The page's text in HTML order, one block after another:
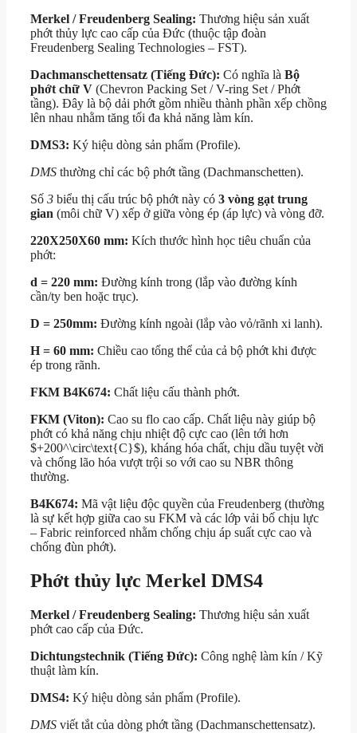
Merkel / Freudenberg Sealing: Thương hiệu sản xuất
phớt thủy lực cao cấp của Đức (thuộc tập đoàn
Freudenberg Sealing Technologies – FST).
Dachmanschettensatz (Tiếng Đức): Có nghĩa là Bộ
phớt chữ V (Chevron Packing Set / V-ring Set / Phớt
tầng). Đây là bộ dải phớt gồm nhiều thành phần xếp chồng
lên nhau nhằm tăng tối đa khả năng làm kín.
DMS3: Ký hiệu dòng sản phẩm (Profile).
DMS thường chỉ các bộ phớt tầng (Dachmanschetten).
Số 3 biểu thị cấu trúc bộ phớt này có 3 vòng gạt trung
gian (môi chữ V) xếp ở giữa vòng ép (áp lực) và vòng đỡ.
220X250X60 mm: Kích thước hình học tiêu chuẩn của
phớt:
d = 220 mm: Đường kính trong (lắp vào đường kính
cần/ty ben hoặc trục).
D = 250mm: Đường kính ngoài (lắp vào vỏ/rãnh xi lanh).
H = 60 mm: Chiều cao tổng thể của cả bộ phớt khi được
ép trong rãnh.
FKM B4K674: Chất liệu cấu thành phớt.
FKM (Viton): Cao su flo cao cấp. Chất liệu này giúp bộ
phớt có khả năng chịu nhiệt độ cực cao (lên tới hơn
$+200^\circ\text{C}$), kháng hóa chất, chịu dầu tuyệt vời
và chống lão hóa vượt trội so với cao su NBR thông
thường.
B4K674: Mã vật liệu độc quyền của Freudenberg (thường
là sự kết hợp giữa cao su FKM và các lớp vải bố chịu lực
– Fabric reinforced nhằm chống chịu áp suất cực cao và
chống đùn phớt).
Phớt thủy lực Merkel DMS4
Merkel / Freudenberg Sealing: Thương hiệu sản xuất
phớt cao cấp của Đức.
Dichtungstechnik (Tiếng Đức): Công nghệ làm kín / Kỹ
thuật làm kín.
DMS4: Ký hiệu dòng sản phẩm (Profile).
DMS viết tắt của dòng phớt tầng (Dachmanschettensatz).